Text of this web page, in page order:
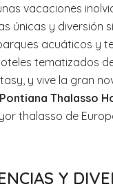
vacaciones
únicas y diversión
acuáticos y
tematizados
y vive la gran
Pontiana Thalasso
thalasso de
Y